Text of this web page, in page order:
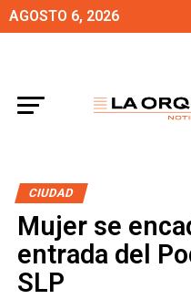
AGOSTO 6, 2026
CIUDAD
Mujer se
entrada del
SLP